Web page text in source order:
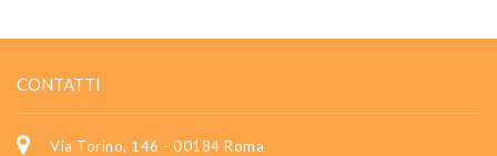
CONTATTI
Via Torino, 146 - 00184 Roma